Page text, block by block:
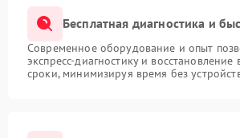
Бесплатная диагностика и
Современное оборудование и опыт
экспресс-диагностику и
сроки, минимизируя время без